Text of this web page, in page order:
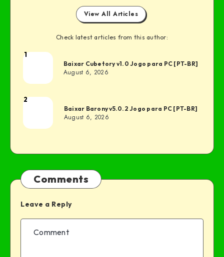
View All Articles
Check latest articles from this author:
1
Baixar Cubetory v1.0 Jogo para PC [PT-BR]
August 6, 2026
2
Baixar Barony v5.0.2 Jogo para PC [PT-BR]
August 6, 2026
Comments
Leave a Reply